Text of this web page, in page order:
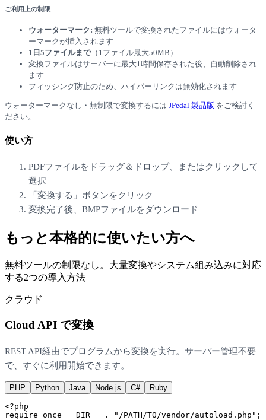
ご利用上の制限
ウォーターマーク: 無料ツールで変換されたファイルにはウォータ
ーマークが挿入されます
1日5ファイルまで（1ファイル最大50MB）
変換ファイルはサーバーに最大1時間保存された後、自動削除され
ます
フィッシング防止のため、ハイパーリンクは無効化されます
ウォーターマークなし・無制限で変換するには JPedal 製品版 をご検討く
ださい。
使い方
PDFファイルをドラッグ＆ドロップ、またはクリックして
選択
「変換する」ボタンをクリック
変換完了後、 BMPファイルをダウンロード
もっと本格的に使いたい方へ
無料ツールの制限なし。大量変換やシステム組み込みに対応
する2つの導入方法
クラウド
Cloud API で変換
REST API経由でプログラムから変換を実行。サーバー管理不要
で、すぐに利用開始できます。
PHP Python Java Node.js C# Ruby
<?php
require_once
__DIR__ . "/PATH/TO/vendor/autoload.php" ;